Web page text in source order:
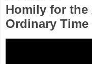
Homily for the
Ordinary Time